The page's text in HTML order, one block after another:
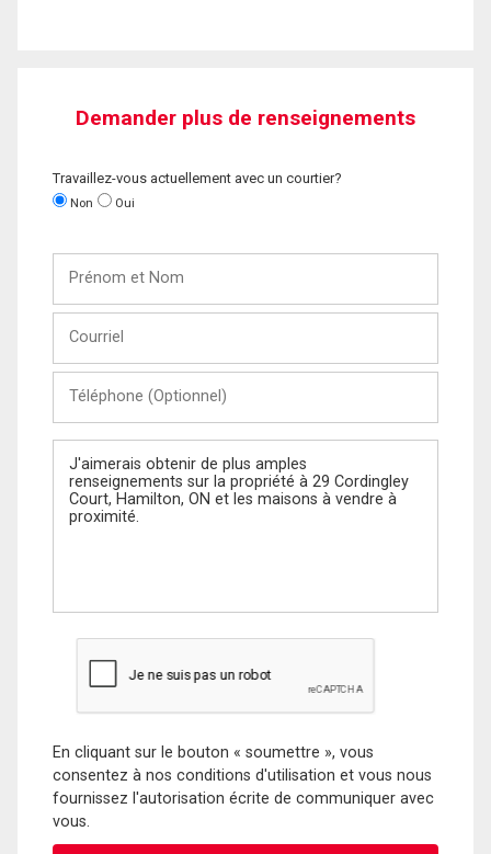
Demander plus de renseignements
Travaillez-vous actuellement avec un courtier?
Non Oui
Nom
(Optionnel)
Message
En cliquant sur le bouton « soumettre », vous
consentez à nos conditions d'utilisation et vous nous
fournissez l'autorisation écrite de communiquer avec
vous.